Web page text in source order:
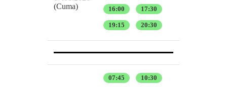
(Cuma)
16:00 17:30
19:15 20:30
07:45 10:30